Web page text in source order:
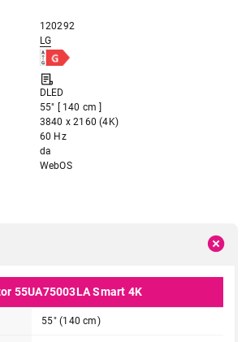
120292
LG
DLED
55" [ 140 cm ]
3840 x 2160 (4K)
60 Hz
da
WebOS
55UA75003LA Smart 4K
55" (140 cm)